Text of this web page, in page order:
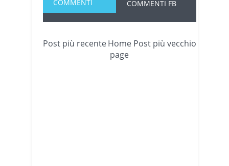
COMMENTI COMMENTI FB
Post più recente Post più vecchio
Home
page